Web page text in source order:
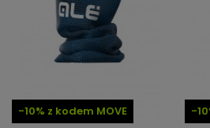
-10% z kodem MOVE -